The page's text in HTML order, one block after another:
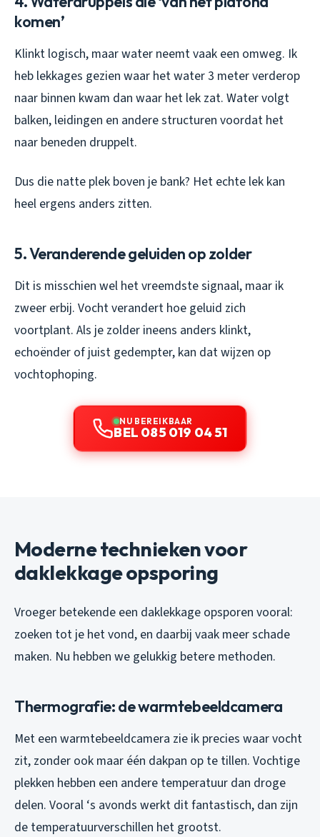
komen’
Klinkt logisch, maar water neemt vaak een omweg. Ik
heb lekkages gezien waar het water 3 meter verderop
naar binnen kwam dan waar het lek zat. Water volgt
balken, leidingen en andere structuren voordat het
naar beneden druppelt.
Dus die natte plek boven je bank? Het echte lek kan
heel ergens anders zitten.
5. Veranderende geluiden op zolder
Dit is misschien wel het vreemdste signaal, maar ik
zweer erbij. Vocht verandert hoe geluid zich
voortplant. Als je zolder ineens anders klinkt,
echoënder of juist gedempter, kan dat wijzen op
vochtophoping.
NU BEREIKBAAR
BEL 085 019 04 51
Moderne technieken voor
daklekkage opsporing
Vroeger betekende een daklekkage opsporen vooral:
zoeken tot je het vond, en daarbij vaak meer schade
maken. Nu hebben we gelukkig betere methoden.
Thermografie: de warmtebeeldcamera
Met een warmtebeeldcamera zie ik precies waar vocht
zit, zonder ook maar één dakpan op te tillen. Vochtige
plekken hebben een andere temperatuur dan droge
delen. Vooral ‘s avonds werkt dit fantastisch, dan zijn
de temperatuurverschillen het grootst.